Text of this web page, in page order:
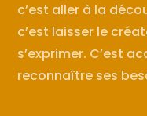
c’est aller à la
c’est laisser le
s’exprimer. C’est
reconnaître ses